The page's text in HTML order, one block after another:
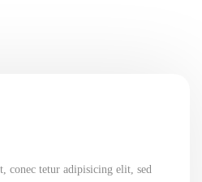
conec tetur adipisicing elit, sed